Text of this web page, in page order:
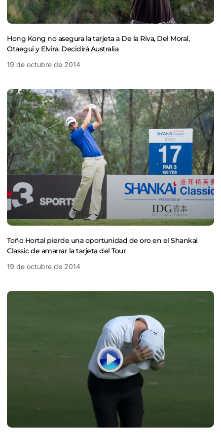
Hong Kong no asegura la tarjeta a De la Riva, Del Moral,
Otaegui y Elvira. Decidirá Australia
19 de octubre de 2014
Toño Hortal pierde una oportunidad de oro en el Shankai
Classic de amarrar la tarjeta del Tour
19 de octubre de 2014